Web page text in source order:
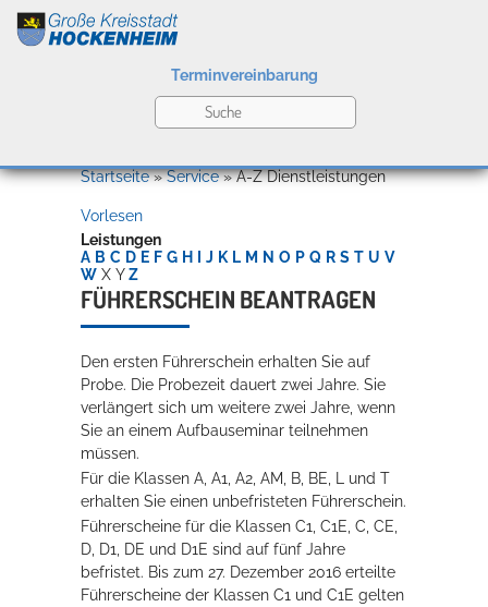
Kultur
Bildung
Wirtschaft
Rathaus
Terminvereinbarung
Startseite»Service»A-Z Dienstleistungen
Vorlesen
Leistungen
A B C D E F G H J K L M N O P Q R S T U V
W X Y Z
FÜHRERSCHEIN BEANTRAGEN
Den ersten Führerschein erhalten Sie auf
Probe. Die Probezeit dauert zwei Jahre. Sie
verlängert sich um weitere zwei Jahre, wenn
Sie an einem Aufbauseminar teilnehmen
müssen.
Für die Klassen A, A1, A2, AM, B, BE, L und T
erhalten Sie einen unbefristeten Führerschein.
Führerscheine für die Klassen C1, C1E, C, CE,
D, D1, DE und D1E sind auf fünf Jahre
befristet. Bis zum 27. Dezember 2016 erteilte
Führerscheine der Klassen C1 und C1E gelten